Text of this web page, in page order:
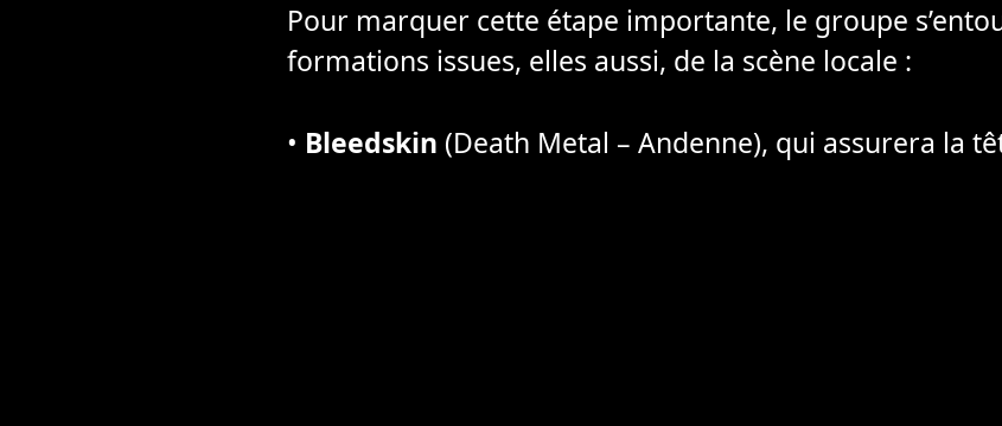
Pour marquer cette étape importante, le groupe
formations issues, elles aussi, de la scène locale :
• Bleedskin (Death Metal – Andenne), qui assurera la